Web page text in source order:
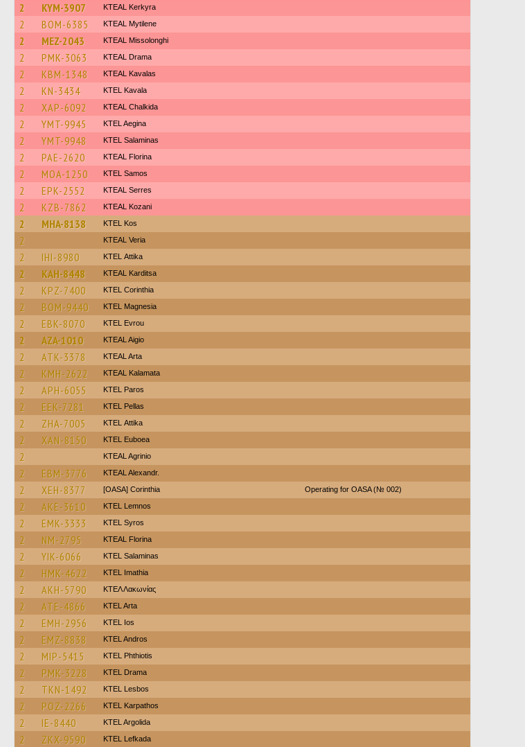
2 KYM-3907 KTEAL Kerkyra
2 BOM-6385 KTEAL Mytilene
2 MEZ-2043 KTEAL Missolonghi
2 PMK-3063 KTEAL Drama
2 KBM-1348 KTEAL Kavalas
2 KN-3434 KTEL Kavala
2 XAP-6092 KTEAL Chalkida
2 YMT-9945 KTEL Aegina
2 YMT-9948 KTEL Salaminas
2 PAE-2620 KTEAL Florina
2 MOA-1250 KTEL Samos
2 EPK-2552 KTEAL Serres
2 KZB-7862 KTEAL Kozani
2 MHA-8138 KTEL Kos
2 KTEAL Veria
2 IHI-8980 KΤΕL Αttika
2 KAH-8448 KTEAL Karditsa
2 KPZ-7400 KTEL Corinthia
2 BOM-9440 ΚΤΕL Magnesia
2 EBK-8070 KTEL Evrou
2 AZA-1010 KTEAL Aigio
2 ATK-3378 KTEAL Arta
2 KMH-2622 KTEAL Kalamata
2 APH-6055 KTEL Paros
2 EEK-7281 KTEL Pellas
2 ZHA-7005 KΤΕL Αttika
2 XAN-8150 ΚΤΕL Euboea
2 KTEAL Agrinio
2 EBM-3776 KTEAL Alexandr.
2 XEH-8377 [OASA] Corinthia Operating for OASA (№ 002)
2 AKE-3610 KTEL Lemnos
2 EMK-3333 KTEL Syros
2 NM-2795 KTEAL Florina
2 YIK-6066 KTEL Salaminas
2 HMK-4622 KTEL Imathia
2 AKH-5790 ΚΤΕΛ Λακωνίας
2 ATE-4866 KTEL Arta
2 EMH-2956 KTEL Ios
2 EMZ-8838 KTEL Andros
2 MIP-5415 ΚΤΕL Phthiotis
2 PMK-3228 KTEL Drama
2 TKN-1492 KTEL Lesbos
2 POZ-2266 ΚΤΕL Karpathos
2 IE-8440 KTEL Argolida
2 ZKX-9590 KTEL Lefkada